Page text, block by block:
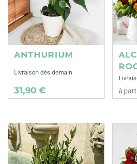
ANTHURIUM
Livraison dès demain
31,90 € à